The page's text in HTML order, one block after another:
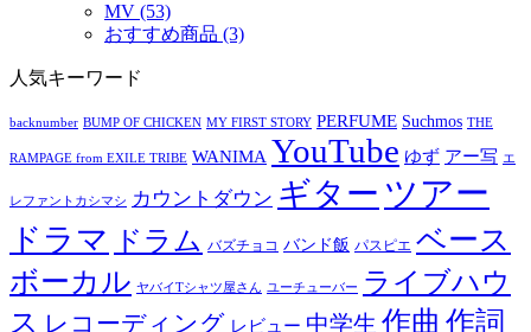
MV (53)
おすすめ商品 (3)
人気キーワード
backnumber BUMP OF CHICKEN MY FIRST STORY PERFUME Suchmos THE
RAMPAGE from EXILE TRIBE WANIMA YouTube ゆず アー写 エ
レファントカシマシ カウントダウン ギター ツアー
ドラマ ドラム バズチョコ バンド飯 パスピエ ベース
ボーカル ヤバイTシャツ屋さん ユーチューバー
ライブハウ
ス レコーディング レビュー 中学生 作曲 作詞